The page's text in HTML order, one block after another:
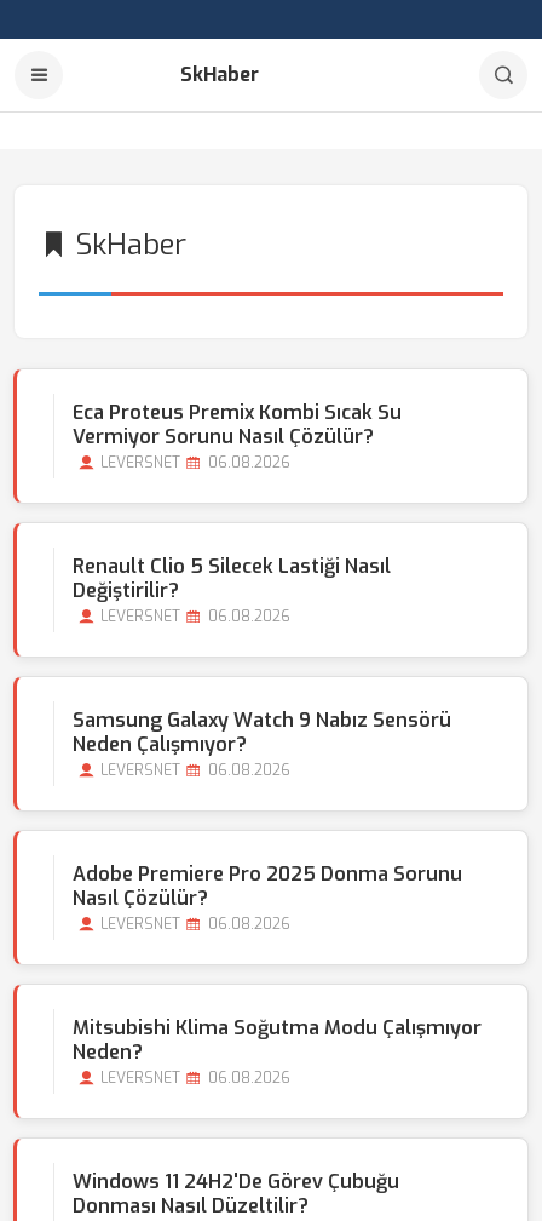
SkHaber
SkHaber
Eca Proteus Premix Kombi Sıcak Su
Vermiyor Sorunu Nasıl Çözülür?
LEVERSNET 06.08.2026
Renault Clio 5 Silecek Lastiği Nasıl
Değiştirilir?
LEVERSNET 06.08.2026
Samsung Galaxy Watch 9 Nabız Sensörü
Neden Çalışmıyor?
LEVERSNET 06.08.2026
Adobe Premiere Pro 2025 Donma Sorunu
Nasıl Çözülür?
LEVERSNET 06.08.2026
Mitsubishi Klima Soğutma Modu Çalışmıyor
Neden?
LEVERSNET 06.08.2026
Windows 11 24H2'de Görev Çubuğu
Donması Nasıl Düzeltilir?